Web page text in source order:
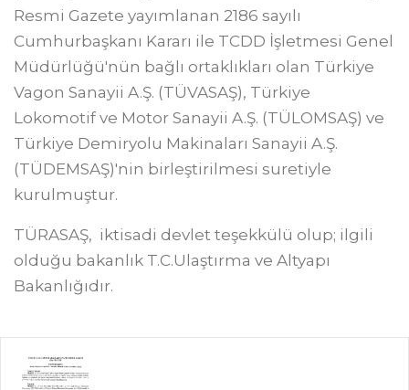
Resmi Gazete yayımlanan 2186 sayılı
Cumhurbaşkanı Kararı ile TCDD İşletmesi Genel
Müdürlüğü'nün bağlı ortaklıkları olan Türkiye
Vagon Sanayii A.Ş. (TÜVASAŞ), Türkiye
Lokomotif ve Motor Sanayii A.Ş. (TÜLOMSAŞ) ve
Türkiye Demiryolu Makinaları Sanayii A.Ş.
(TÜDEMSAŞ)'nin birleştirilmesi suretiyle
kurulmuştur.
TÜRASAŞ, iktisadi devlet teşekkülü olup; ilgili
olduğu bakanlık T.C.Ulaştırma ve Altyapı
Bakanlığıdır.